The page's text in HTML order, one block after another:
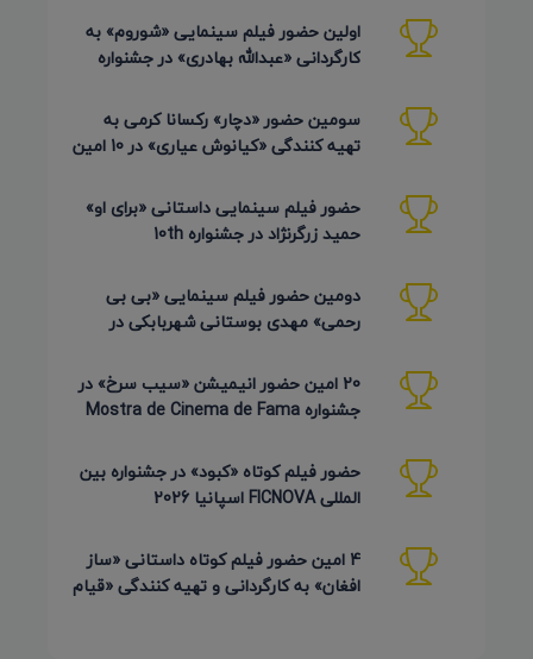
اولین حضور فیلم سینمایی «شوروم» به
کارگردانی «عبدالله بهادری» در جشنواره
سومین حضور «دچار» رکسانا کرمی به
تهیه کنندگی «کیانوش عیاری» در 10 امین
حضور فیلم سینمایی داستانی «برای او»
حمید زرگرنژاد در جشنواره 10th
دومین حضور فیلم سینمایی «بی بی
رحمی» مهدی بوستانی شهربابکی در
20 امین حضور انیمیشن «سیب سرخ» در
جشنواره Mostra de Cinema de Fama
حضور فیلم کوتاه «کبود» در جشنواره بین
المللی FICNOVA اسپانیا 2026
4 امین حضور فیلم کوتاه داستانی «ساز
افغان» به کارگردانی و تهیه کنندگی «قیام